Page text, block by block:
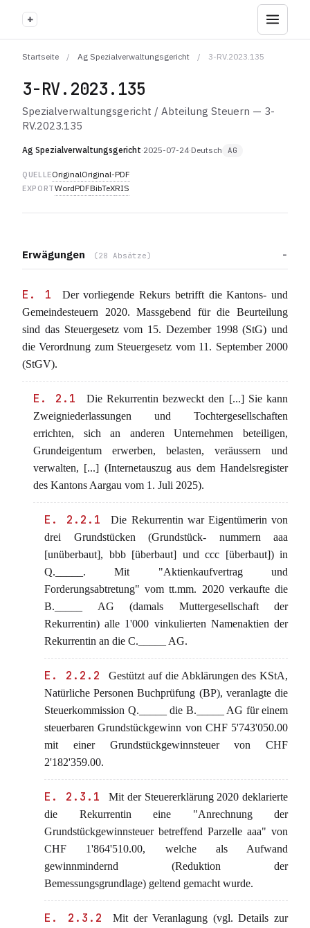
+
Startseite / Ag Spezialverwaltungsgericht / 3-RV.2023.135
3-RV.2023.135
Spezialverwaltungsgericht / Abteilung Steuern — 3-
RV.2023.135
Ag Spezialverwaltungsgericht·2025-07-24·Deutsch AG
QUELLEOriginalOriginal-PDF
EXPORTWordPDFBibTeXRIS
Erwägungen (28 Absätze)
E. 1
Der vorliegende Rekurs betrifft die Kantons- und
Gemeindesteuern 2020. Massgebend für die Beurteilung
sind das Steuergesetz vom 15. Dezember 1998 (StG) und
die Verordnung zum Steuergesetz vom 11. September 2000
(StGV).
E. 2.1
Die Rekurrentin bezweckt den [...] Sie kann
Zweigniederlassungen und Tochtergesellschaften
errichten, sich an anderen Unternehmen beteiligen,
Grundeigentum erwerben, belasten, veräussern und
verwalten, [...] (Internetauszug aus dem Handelsregister
des Kantons Aargau vom 1. Juli 2025).
E. 2.2.1
Die Rekurrentin war Eigentümerin von
drei Grundstücken (Grundstück- nummern aaa
[unüberbaut], bbb [überbaut] und ccc [überbaut]) in
Q._____. Mit "Aktienkaufvertrag und
Forderungsabtretung" vom tt.mm. 2020 verkaufte die
B._____ AG (damals Muttergesellschaft der
Rekurrentin) alle 1'000 vinkulierten Namenaktien der
Rekurrentin an die C._____ AG.
E. 2.2.2
Gestützt auf die Abklärungen des KStA,
Natürliche Personen Buchprüfung (BP), veranlagte die
Steuerkommission Q._____ die B._____ AG für einem
steuerbaren Grundstückgewinn von CHF 5'743'050.00
mit einer Grundstückgewinnsteuer von CHF
2'182'359.00.
E. 2.3.1
Mit der Steuererklärung 2020 deklarierte
die Rekurrentin eine "Anrechnung der
Grundstückgewinnsteuer betreffend Parzelle aaa" von
CHF 1'864'510.00, welche als Aufwand
gewinnmindernd (Reduktion der
Bemessungsgrundlage) geltend gemacht wurde.
E. 2.3.2
Mit der Veranlagung (vgl. Details zur